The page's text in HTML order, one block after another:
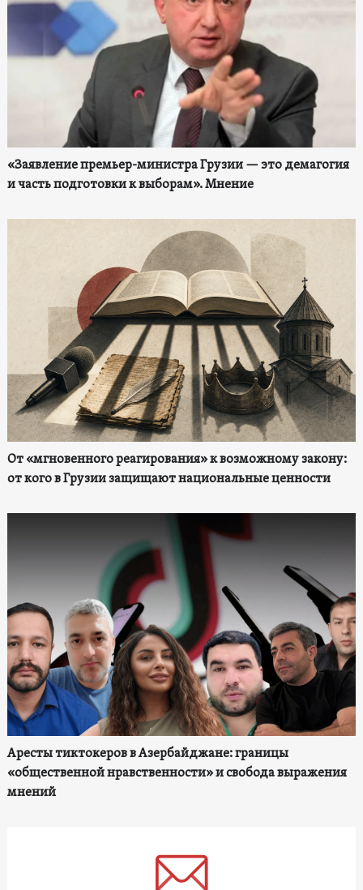
«Заявление премьер-министра Грузии — это демагогия
и часть подготовки к выборам». Мнение
От «мгновенного реагирования» к возможному закону:
от кого в Грузии защищают национальные ценности
Аресты тиктокеров в Азербайджане: границы
«общественной нравственности» и свобода выражения
мнений